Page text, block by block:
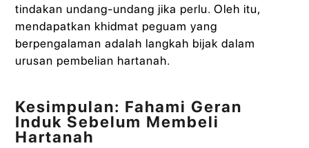
tindakan undang-undang jika perlu. Oleh itu,
mendapatkan khidmat peguam yang
berpengalaman adalah langkah bijak dalam
urusan pembelian hartanah.
Kesimpulan: Fahami Geran
Induk Sebelum Membeli
Hartanah